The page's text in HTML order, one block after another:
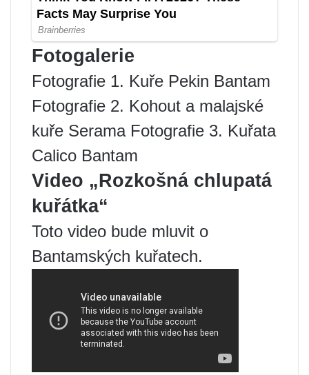
Fotogalerie
Fotografie 1. Kuře Pekin Bantam
Fotografie 2. Kohout a malajské
kuře Serama Fotografie 3. Kuřata
Calico Bantam
Video „Rozkošná chlupatá
kuřátka“
Toto video bude mluvit o
Bantamských kuřatech.